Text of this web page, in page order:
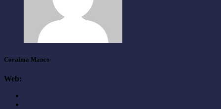
Coraima Manco
Web: